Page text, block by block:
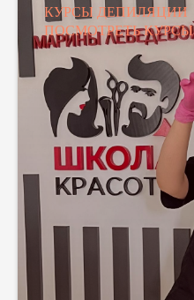
КУРСЫ ДЕПИЛЯЦИИ
ПОСМОТРЕТЬ КУРСЫ